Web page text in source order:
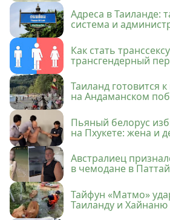
Адреса в Таиланде:
система и
Как стать
трансгендерный
Таиланд готовится
на Андаманском
Пьяный белорус
на Пхукете: жена и
Австралиец
в чемодане в
Тайфун «Матмо»
Таиланду и Хайнаню